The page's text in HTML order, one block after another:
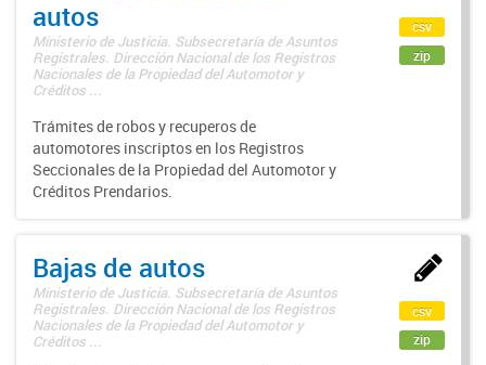
autos
Ministerio de Justicia. Subsecretaría de Asuntos
Registrales. Dirección Nacional de los Registros
Nacionales de la Propiedad del Automotor y
Créditos ...
Trámites de robos y recuperos de
automotores inscriptos en los Registros
Seccionales de la Propiedad del Automotor y
Créditos Prendarios.
csv
zip
Bajas de autos
Ministerio de Justicia. Subsecretaría de Asuntos
Registrales. Dirección Nacional de los Registros
Nacionales de la Propiedad del Automotor y
Créditos ...
csv
zip